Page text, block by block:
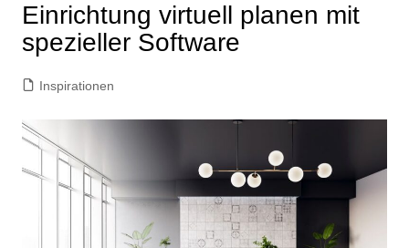
Einrichtung virtuell planen mit
spezieller Software
Inspirationen